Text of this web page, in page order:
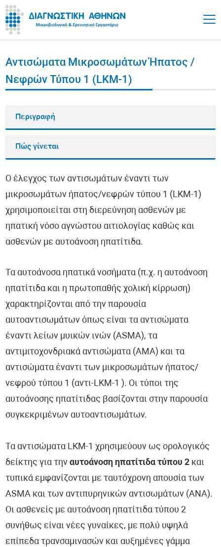
Αντισώματα Μικροσωμάτων Ήπατος /
Νεφρών Τύπου 1 (LKM-1)
Περιγραφή
Πώς γίνεται
Ο έλεγχος των αντισωμάτων έναντι των
μικροσωμάτων ήπατος/νεφρών τύπου 1 (LKM-1)
χρησιμοποιείται στη διερεύνηση ασθενών με
ηπατική νόσο αγνώστου αιτιολογίας καθώς και
ασθενών με αυτοάνοση ηπατίτιδα.
Τα αυτοάνοσα ηπατικά νοσήματα (π.χ. η αυτοάνοση
ηπατίτιδα και η πρωτοπαθής χολική κίρρωση)
χαρακτηρίζονται από την παρουσία
αυτοαντισωμάτων όπως είναι τα αντισώματα
έναντι λείων μυικών ινών (ASMA), τα
αντιμιτοχονδριακά αντισώματα (AMA) και τα
αντισώματα έναντι των μικροσωμάτων ήπατος/
νεφρού τύπου 1 (αντι-LKM-1 ). Οι τύποι της
αυτοάνοσης ηπατίτιδας βασίζονται στην παρουσία
συγκεκριμένων αυτοαντισωμάτων.
Τα αντισώματα LΚΜ-1 χρησιμεύουν ως ορολογικός
δείκτης για τηναυτοάνοση ηπατίτιδα τύπου 2 και
τυπικά εμφανίζονται με ταυτόχρονη απουσία των
ASMA και των αντιπυρηνικών αντισωμάτων (ΑΝΑ).
Οι ασθενείς με αυτοάνοση ηπατίτιδα τύπου 2
συνήθως είναι νέες γυναίκες, με πολύ υψηλά
επίπεδα τρανσαμινασών και αυξημένες γάμμα